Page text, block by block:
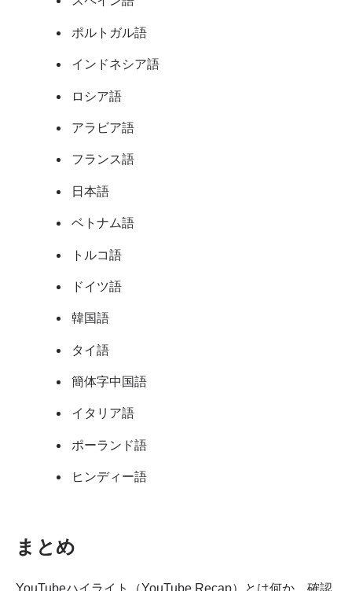
ポルトガル語
インドネシア語
ロシア語
アラビア語
フランス語
日本語
ベトナム語
トルコ語
ドイツ語
韓国語
タイ語
簡体字中国語
イタリア語
ポーランド語
ヒンディー語
まとめ